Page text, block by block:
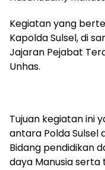
Kegiatan yang
Kapolda Sulsel, di
Jajaran Pejabat
Unhas.
Tujuan kegiatan ini
antara Polda Sulsel
Bidang pendidikan
daya Manusia